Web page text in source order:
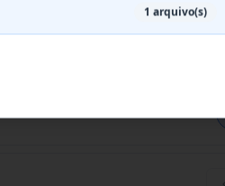
1 arquivo(s)